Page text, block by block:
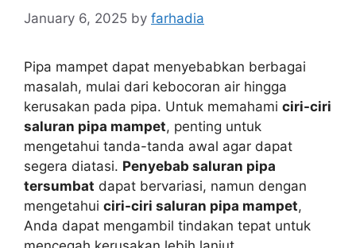
January 6, 2025 by farhadia
Pipa mampet dapat menyebabkan berbagai
masalah, mulai dari kebocoran air hingga
kerusakan pada pipa. Untuk memahami ciri-ciri
saluran pipa mampet, penting untuk
mengetahui tanda-tanda awal agar dapat
segera diatasi. Penyebab saluran pipa
tersumbat dapat bervariasi, namun dengan
mengetahui ciri-ciri saluran pipa mampet,
Anda dapat mengambil tindakan tepat untuk